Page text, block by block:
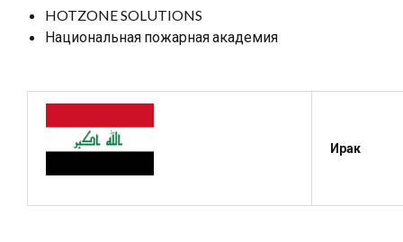
HOTZONE SOLUTIONS
Национальная пожарная академия
Ирак